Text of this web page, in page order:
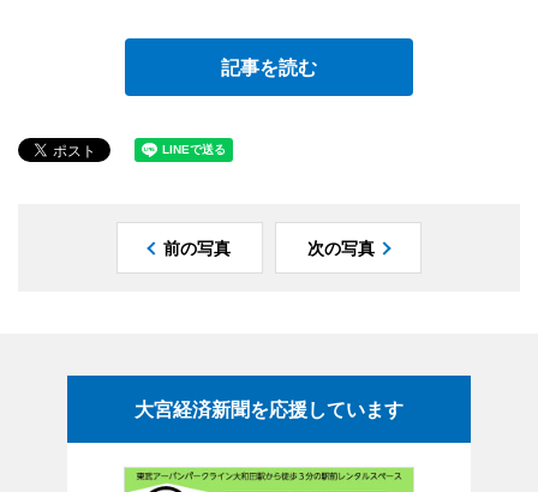
記事を読む
前の写真 次の写真
大宮経済新聞を応援しています